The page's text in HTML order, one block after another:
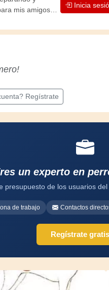
mis amigos.
básico desde
adquirido una
te hace
Inicia
Regístrate
un experto en
presupuesto de los usuarios
de trabajo Contactos
Regístrate